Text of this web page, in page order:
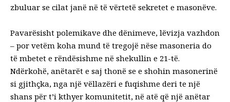
zbuluar se cilat janë në të vërtetë sekretet e masonëve.
Pavarësisht polemikave dhe dënimeve, lëvizja vazhdon
– por vetëm koha mund të tregojë nëse masoneria do
të mbetet e rëndësishme në shekullin e 21-të.
Ndërkohë, anëtarët e saj thonë se e shohin masonerinë
si gjithçka, nga një vëllazëri e fuqishme deri te një
shans për t’i kthyer komunitetit, në atë që një anëtar